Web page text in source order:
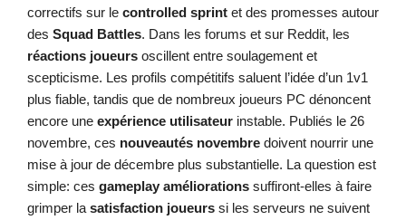
correctifs sur le controlled sprint et des promesses autour
des Squad Battles. Dans les forums et sur Reddit, les
réactions joueurs oscillent entre soulagement et
scepticisme. Les profils compétitifs saluent l’idée d’un 1v1
plus fiable, tandis que de nombreux joueurs PC dénoncent
encore une expérience utilisateur instable. Publiés le 26
novembre, ces nouveautés novembre doivent nourrir une
mise à jour de décembre plus substantielle. La question est
simple: ces gameplay améliorations suffiront-elles à faire
grimper la satisfaction joueurs si les serveurs ne suivent